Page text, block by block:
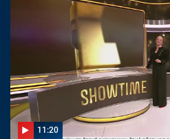
11:20